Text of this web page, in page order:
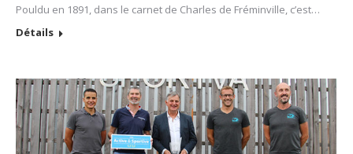
Pouldu en 1891, dans le carnet de Charles de Fréminville, c’est…
Détails